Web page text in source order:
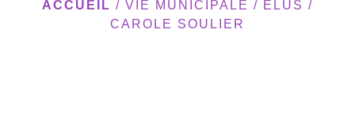
ACCUEIL / VIE MUNICIPALE / ÉLUS /
CAROLE SOULIER